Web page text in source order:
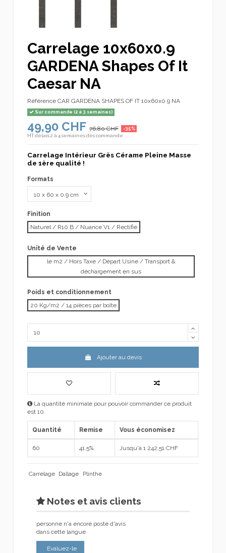
Carrelage 10x60x0.9
GARDENA Shapes Of It
Caesar NA
Référence CAR GARDENA SHAPES OF IT 10x60x0.9 NA
Sur commande (2 à 3 semaines)
49,90 CHF 76,80 CHF -35%
HTdélais 2 à 4 semaines dès commande
Carrelage Intérieur Grès Cérame Pleine Masse
de 1ère qualité !
Formats
Finition
Naturel / R10 B / Nuance V1 / Rectifié
Unité de Vente
le m2 / Hors Taxe / Départ Usine / Transport &
déchargement en sus
Poids et conditionnement
20 Kg/m2 / 14 pièces par boîte
Ajouter au devis
La quantité minimale pour pouvoir commander ce produit
est 10.
Quantité Remise Vous économisez
60 41.5% Jusqu'à 1 242,51 CHF
Carrelage Dallage Plinthe
Notes et avis clients
personne n'a encore posté d'avis
dans cette langue
Evaluez-le